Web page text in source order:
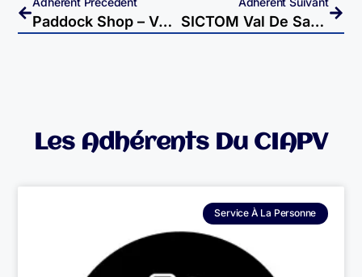
Paddock Shop – Vesoul SICTOM Val De Saône – Scey Sur Saône
Les Adhérents Du CIAPV
Service À La Personne